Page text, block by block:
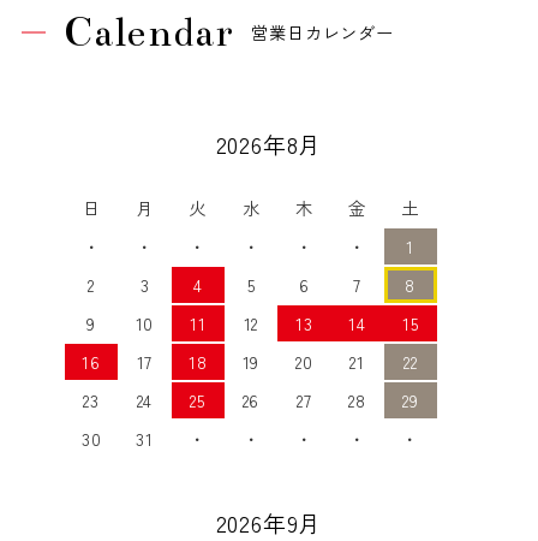
Calendar 営業日カレンダー
2026年8月
日 月 火 水 木 金
土
・
・ ・ ・ ・ ・
1
2
3 4 5 6 7
8
9
10 11 12 13 14
15
16
17 18 19 20 21
22
23
24 25 26 27 28
29
30
31 ・ ・ ・ ・ ・
2026年9月